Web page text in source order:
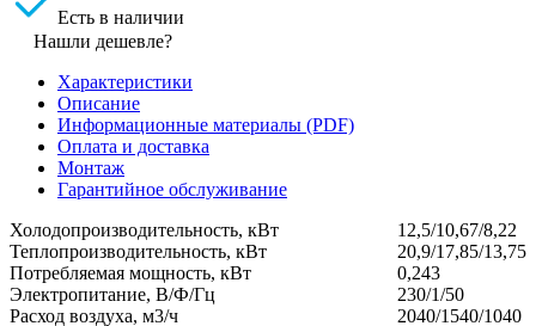
Есть в наличии
Нашли дешевле?
Характеристики
Описание
Информационные материалы (PDF)
Оплата и доставка
Монтаж
Гарантийное обслуживание
Холодопроизводительность, кВт
12,5/10,67/8,22
Теплопроизводительность, кВт
20,9/17,85/13,75
Потребляемая мощность, кВт
0,243
Электропитание, В/Ф/Гц
230/1/50
Расход воздуха, м3/ч
2040/1540/1040